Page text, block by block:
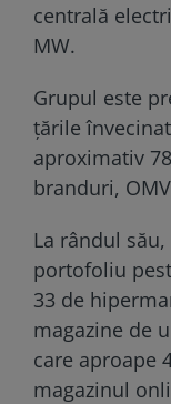
centrală
MW.
Grupul este
țările
aproximativ
branduri,
La rândul
portofoliu
33 de
magazine de
care aproape
magazinul